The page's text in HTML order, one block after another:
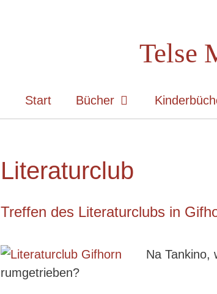
Telse
Start Bücher
Literaturclub
Treffen des Literaturclubs in
Na Tankino,
rumgetrieben?